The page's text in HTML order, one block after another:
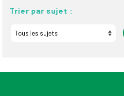
Trier par sujet :